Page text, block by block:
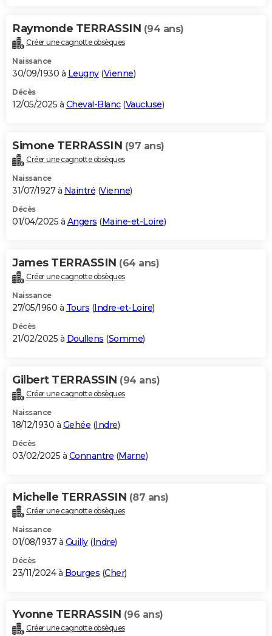
Raymonde TERRASSIN (94 ans)
Créer une cagnotte obsèques
Naissance
30/09/1930 à Leugny(Vienne)
Décès
12/05/2025 à Cheval-Blanc(Vaucluse)
Simone TERRASSIN (97 ans)
Créer une cagnotte obsèques
Naissance
31/07/1927 à Naintré (Vienne)
Décès
01/04/2025 à Angers (Maine-et-Loire)
James TERRASSIN (64 ans)
Créer une cagnotte obsèques
Naissance
27/05/1960 à Tours (Indre-et-Loire)
Décès
21/02/2025 à Doullens (Somme)
Gilbert TERRASSIN (94 ans)
Créer une cagnotte obsèques
Naissance
18/12/1930 à Gehée (Indre)
Décès
03/02/2025 à Connantre (Marne)
Michelle TERRASSIN (87 ans)
Créer une cagnotte obsèques
Naissance
01/08/1937 à Guilly(Indre)
Décès
23/11/2024 à Bourges (Cher)
Yvonne TERRASSIN (96 ans)
Créer une cagnotte obsèques